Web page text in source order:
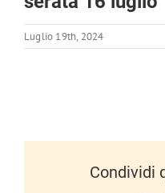
Luglio 19th, 2024
Condividi